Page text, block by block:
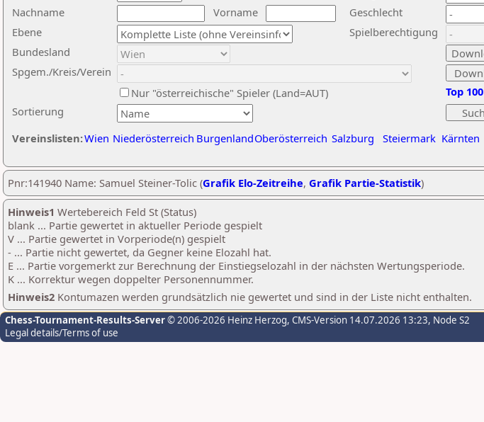
Nachname
Vorname
Ebene
Sortierung
Bundesland
Spgem./Kreis/Verein
Geschlecht
Nur "österreichische" Spieler (Land=AUT)
Spielberechtigung
Vereinslisten:Wien Niederösterreich BurgenlandOberösterreich Salzburg Steiermark Kärnten
Top 100
Pnr:141940 Name: Samuel Steiner-Tolic (Grafik Elo-Zeitreihe, Grafik Partie-Statistik)
Hinweis1 Wertebereich Feld St (Status)
blank ... Partie gewertet in aktueller Periode gespielt
V ... Partie gewertet in Vorperiode(n) gespielt
- ... Partie nicht gewertet, da Gegner keine Elozahl hat.
E ... Partie vorgemerkt zur Berechnung der Einstiegselozahl in der nächsten Wertungsperiode.
K ... Korrektur wegen doppelter Personennummer.
Hinweis2 Kontumazen werden grundsätzlich nie gewertet und sind in der Liste nicht enthalten.
Chess-Tournament-Results-Server© 2006-2026 Heinz Herzog, CMS-Version 14.07.2026 13:23, Node S2
Legal details/Terms of use